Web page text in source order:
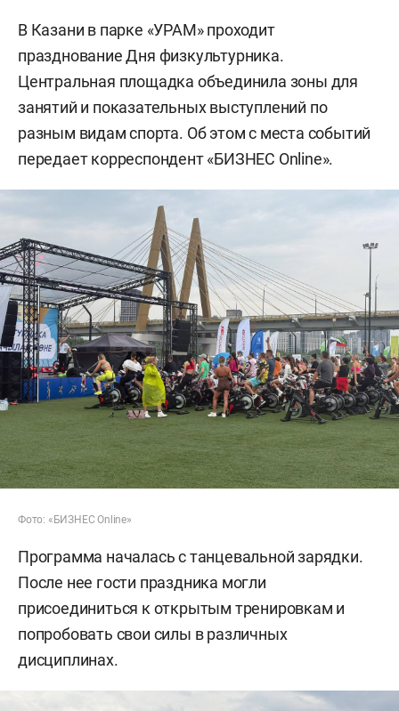
В Казани в парке «УРАМ» проходит
празднование Дня физкультурника.
Центральная площадка объединила зоны для
занятий и показательных выступлений по
разным видам спорта. Об этом с места событий
передает корреспондент «БИЗНЕС Online».
Фото: «БИЗНЕС Online»
Программа началась с танцевальной зарядки.
После нее гости праздника могли
присоединиться к открытым тренировкам и
попробовать свои силы в различных
дисциплинах.